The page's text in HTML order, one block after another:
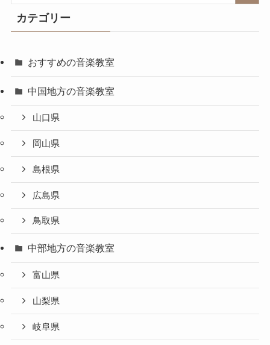
カテゴリー
おすすめの音楽教室
中国地方の音楽教室
山口県
岡山県
島根県
広島県
鳥取県
中部地方の音楽教室
富山県
山梨県
岐阜県